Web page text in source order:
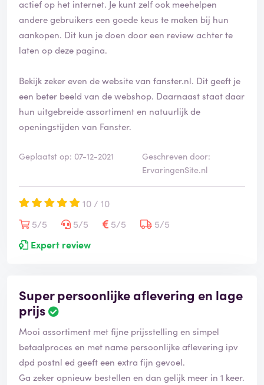
actief op het internet. Je kunt zelf ook meehelpen
andere gebruikers een goede keus te maken bij hun
aankopen. Dit kun je doen door een review achter te
laten op deze pagina.
Bekijk zeker even de website van fanster.nl. Dit geeft je
een beter beeld van de webshop. Daarnaast staat daar
hun uitgebreide assortiment en natuurlijk de
openingstijden van Fanster.
Geplaatst op: 07-12-2021
Geschreven door:
ErvaringenSite.nl
10 / 10
5/5
5/5 5/5
5/5
Expert review
Super persoonlijke aflevering en lage
prijs
Mooi assortiment met fijne prijsstelling en simpel
betaalproces en met name persoonlijke aflevering ipv
dpd postnl ed geeft een extra fijn gevoel.
Ga zeker opnieuw bestellen en dan gelijk meer in 1 keer.